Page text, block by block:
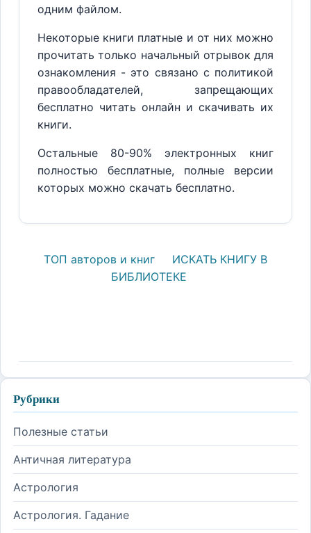
одним файлом.
Некоторые книги платные и от них можно
прочитать только начальный отрывок для
ознакомления - это связано с политикой
правообладателей, запрещающих
бесплатно читать онлайн и скачивать их
книги.
Остальные 80-90% электронных книг
полностью бесплатные, полные версии
которых можно скачать бесплатно.
ТОП авторов и книг
ИСКАТЬ КНИГУ В
БИБЛИОТЕКЕ
Рубрики
Полезные статьи
Античная литература
Астрология
Астрология. Гадание